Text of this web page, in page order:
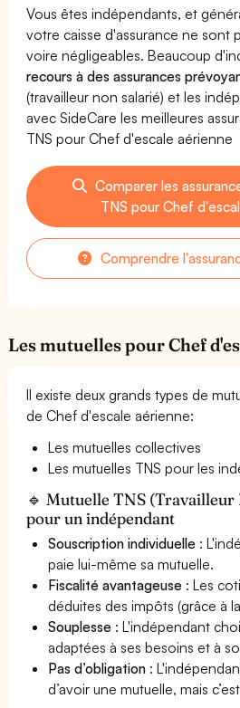
Vous êtes indépendants, et
votre caisse d'assurance ne sont
voire négligeables. Beaucoup
recours à des assurances
(travailleur non salarié) et les
avec SideCare les meilleures
TNS pour Chef d'escale aérienne
Comparer les
TNS pour Chef
Comprendre
Les mutuelles pour Chef
Il existe deux grands types de
de Chef d'escale aérienne:
Les mutuelles collectives
Les mutuelles TNS pour les
🔹 Mutuelle TNS
pour un indépendant
Souscription individuelle :
paie lui-même sa mutuelle.
Fiscalité avantageuse : Les
déduites des impôts (grâce à
Souplesse : L'indépendant
adaptées à ses besoins et à
Pas d’obligation :
d’avoir une mutuelle, mais